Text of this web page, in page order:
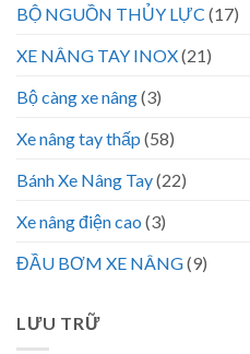
BỘ NGUỒN THỦY LỰC (17)
XE NÂNG TAY INOX(21)
Bộ càng xe nâng(3)
Xe nâng tay thấp (58)
Bánh Xe Nâng Tay(22)
Xe nâng điện cao (3)
ĐẦU BƠM XE NÂNG(9)
LƯU TRỮ